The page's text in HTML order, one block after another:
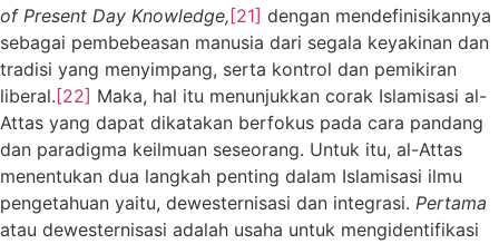
of Present Day Knowledge, [21] dengan mendefinisikannya
sebagai pembebeasan manusia dari segala keyakinan dan
tradisi yang menyimpang, serta kontrol dan pemikiran
liberal. [22] Maka, hal itu menunjukkan corak Islamisasi al-
Attas yang dapat dikatakan berfokus pada cara pandang
dan paradigma keilmuan seseorang. Untuk itu, al-Attas
menentukan dua langkah penting dalam Islamisasi ilmu
pengetahuan yaitu, dewesternisasi dan integrasi. Pertama
atau dewesternisasi adalah usaha untuk mengidentifikasi